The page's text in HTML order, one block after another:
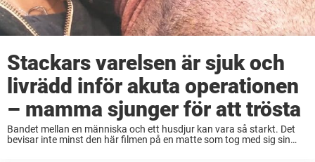
Stackars varelsen är sjuk och
livrädd inför akuta operationen
– mamma sjunger för att trösta
Bandet mellan en människa och ett husdjur kan vara så starkt. Det
bevisar inte minst den här filmen på en matte som tog med sig sin